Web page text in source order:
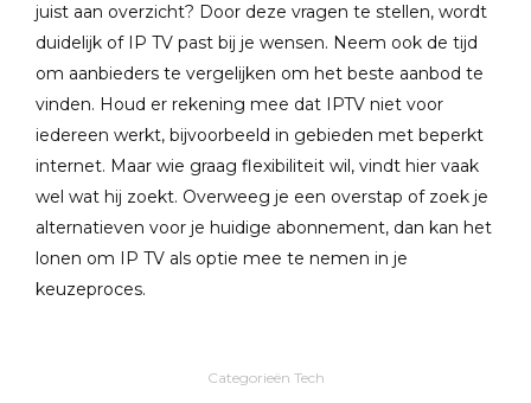
juist aan overzicht? Door deze vragen te stellen, wordt
duidelijk of IP TV past bij je wensen. Neem ook de tijd
om aanbieders te vergelijken om het beste aanbod te
vinden. Houd er rekening mee dat IPTV niet voor
iedereen werkt, bijvoorbeeld in gebieden met beperkt
internet. Maar wie graag flexibiliteit wil, vindt hier vaak
wel wat hij zoekt. Overweeg je een overstap of zoek je
alternatieven voor je huidige abonnement, dan kan het
lonen om IP TV als optie mee te nemen in je
keuzeproces.
Categorieën Tech